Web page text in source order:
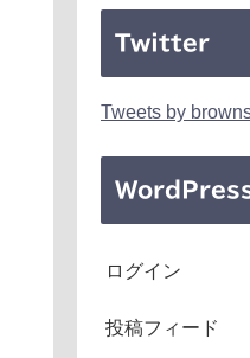
Twitter
Tweets by
ログイン
投稿フィード